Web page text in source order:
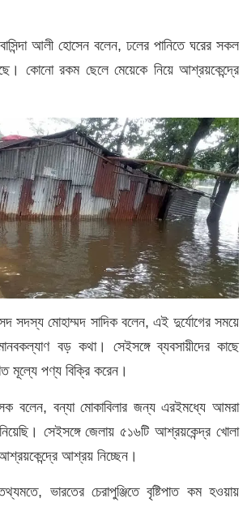
বাসিন্দা আলী হোসেন বলেন, ঢলের পানিতে ঘরের সকল
কোনো রকম ছেলে মেয়েকে নিয়ে আশ্রয়কেন্দ্রে
সদস্য মোহাম্মদ সাদিক বলেন, এই দুর্যোগের সময়ে
বড় কথা। সেইসঙ্গে ব্যবসায়ীদের কাছে
মূল্যে পণ্য বিক্রি করেন।
বলেন, বন্যা মোকাবিলার জন্য এরইমধ্যে আমরা
সেইসঙ্গে জেলায় ৫১৬টি আশ্রয়কেন্দ্র খোলা
আশ্রয়কেন্দ্রে আশ্রয় নিচ্ছেন।
ভারতের চেরাপুঞ্জিতে বৃষ্টিপাত কম হওয়ায়